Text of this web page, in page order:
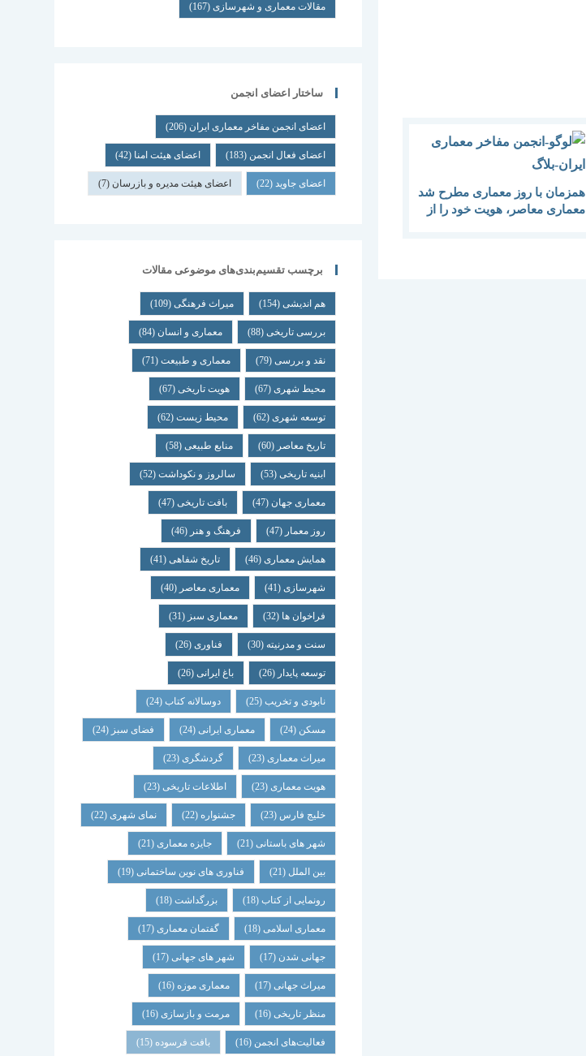
همزمان با روز معماری مطرح شد
معماری معاصر، هویت خود را از
مقالات معماری و شهرسازی(167)
ساختار اعضای انجمن
اعضای انجمن مفاخر معماری ایران (206)
اعضای فعال انجمن (183) اعضای هیئت امنا (42)
اعضای جاوید(22) اعضای هیئت مدیره و بازرسان (7)
برچسب تقسیم‌بندی‌های موضوعی مقالات
هم اندیشی(154) میراث فرهنگی(109)
بررسی تاریخی(88) معماری و انسان (84)
نقد و بررسی(79) معماری و طبیعت(71)
محیط شهری(67) هویت تاریخی(67)
توسعه شهری(62) محیط زیست(62)
تاریخ معاصر (60) منابع طبیعی(58)
ابنیه تاریخی(53) سالروز و نکوداشت(52)
معماری جهان (47) بافت تاریخی(47)
روز معمار (47) فرهنگ و هنر (46)
همایش معماری(46) تاریخ شفاهی(41)
شهرسازی(41) معماری معاصر (40)
فراخوان ها (32) معماری سبز (31)
سنت و مدرنیته (30) فناوری(26)
توسعه پایدار (26) باغ ایرانی(26)
نابودی و تخریب(25) دوسالانه کتاب(24)
مسکن (24) معماری ایرانی(24) فضای سبز (24)
میراث معماری(23) گردشگری(23)
هویت معماری(23) اطلاعات تاریخی(23)
خلیج فارس (23) جشنواره (22) نمای شهری(22)
شهر های باستانی(21) جایزه معماری(21)
بین الملل (21) فناوری های نوین ساختمانی(19)
رونمایی از کتاب(18) بزرگداشت(18)
معماری اسلامی(18) گفتمان معماری(17)
جهانی شدن (17) شهر های جهانی(17)
میراث جهانی(17) معماری موزه (16)
منظر تاریخی(16) مرمت و بازسازی(16)
فعالیت‌های انجمن (16) بافت فرسوده (15)